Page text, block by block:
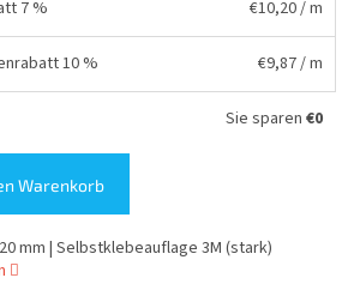
7 % €10,20/ m
10 % €9,87/ m
Sie sparen €0
Warenkorb
mm | Selbstklebeauflage 3M (stark)